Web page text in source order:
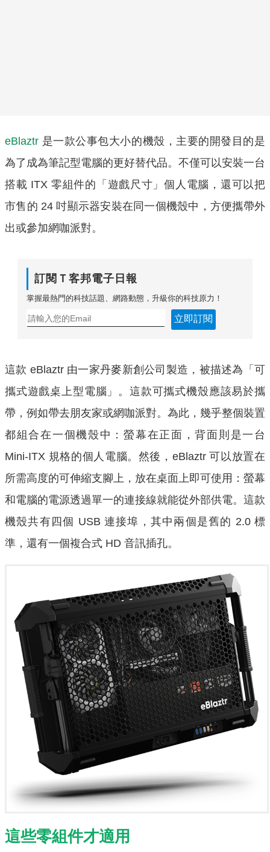
eBlaztr 是一款公事包大小的機殼，主要的開發目的是
為了成為筆記型電腦的更好替代品。不僅可以安裝一台
搭載 ITX 零組件的「遊戲尺寸」個人電腦，還可以把
市售的 24 吋顯示器安裝在同一個機殼中，方便攜帶外
出或參加網咖派對。
訂閱Ｔ客邦電子日報
掌握最熱門的科技話題、網路動態，升級你的科技原力！
立即訂閱
這款 eBlaztr 由一家丹麥新創公司製造，被描述為「可
攜式遊戲桌上型電腦」。這款可攜式機殼應該易於攜
帶，例如帶去朋友家或網咖派對。為此，幾乎整個裝置
都組合在一個機殼中：螢幕在正面，背面則是一台
Mini-ITX 規格的個人電腦。然後，eBlaztr 可以放置在
所需高度的可伸縮支腳上，放在桌面上即可使用：螢幕
和電腦的電源透過單一的連接線就能從外部供電。這款
機殼共有四個 USB 連接埠，其中兩個是舊的 2.0 標
準，還有一個複合式 HD 音訊插孔。
這些零組件才適用